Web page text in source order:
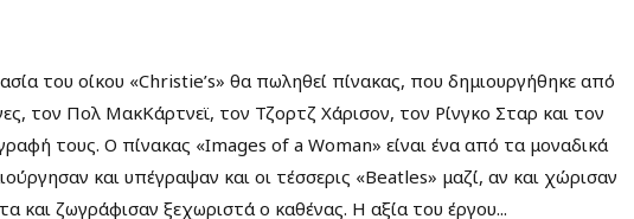
του οίκου «Christie’s» θα πωληθεί πίνακας, που δημιουργήθηκε από
τον Πολ ΜακΚάρτνεϊ, τον Τζορτζ Χάρισον, τον Ρίνγκο Σταρ και τον
τους. Ο πίνακας «Images of a Woman» είναι ένα από τα μοναδικά
και υπέγραψαν και οι τέσσερις «Beatles» μαζί, αν και χώρισαν
και ζωγράφισαν ξεχωριστά ο καθένας. Η αξία του έργου...